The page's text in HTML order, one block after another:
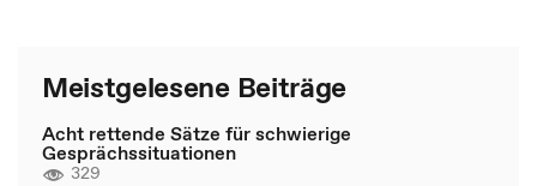
Meistgelesene Beiträge
Acht rettende Sätze für schwierige
Gesprächssituationen
329